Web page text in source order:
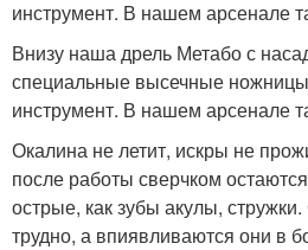
инструмент. В нашем арсенале
Внизу наша дрель Метабо с
специальные высечные
инструмент. В нашем арсенале
Окалина не летит, искры не
после работы сверчком
острые, как зубы акулы,
трудно, а впиявливаются они в